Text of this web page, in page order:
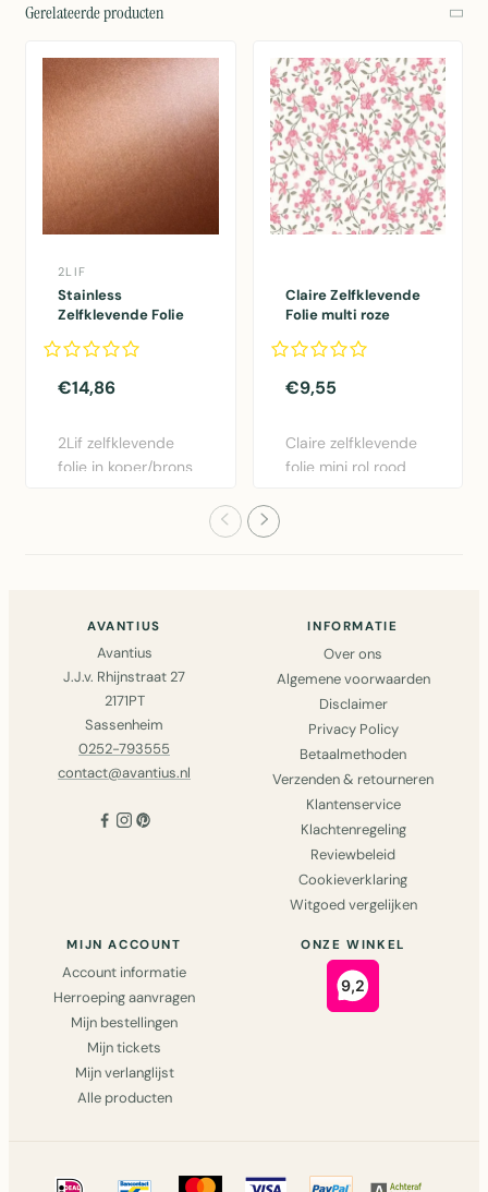
Gerelateerde producten
2LIF
Stainless
Zelfklevende Folie
45cmx1,5mtr
€14,86
2Lif zelfklevende
folie in koper/brons
Claire Zelfklevende
Folie multi roze
€9,55
Claire zelfklevende
folie mini rol rood
AVANTIUS
Avantius
J.J.v. Rhijnstraat 27
2171PT
Sassenheim
0252-793555
contact@avantius.nl
INFORMATIE
Over ons
Algemene voorwaarden
Disclaimer
Privacy Policy
Betaalmethoden
Verzenden & retourneren
Klantenservice
Klachtenregeling
Reviewbeleid
Cookieverklaring
Witgoed vergelijken
MIJN ACCOUNT
Account informatie
Herroeping aanvragen
Mijn bestellingen
Mijn tickets
Mijn verlanglijst
Alle producten
ONZE WINKEL